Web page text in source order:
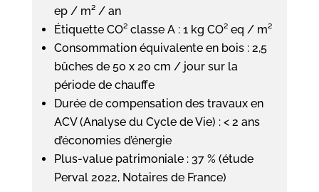
ep / m² / an
Étiquette CO² classe A : 1 kg CO² eq / m²
Consommation équivalente en bois : 2,5
bûches de 50 x 20 cm / jour sur la
période de chauffe
Durée de compensation des travaux en
ACV (Analyse du Cycle de Vie) : < 2 ans
d’économies d’énergie
Plus-value patrimoniale : 37 % (étude
Perval 2022, Notaires de France)